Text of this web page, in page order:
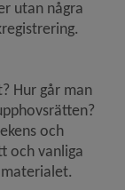
utan några
Hur går man
och
och vanliga